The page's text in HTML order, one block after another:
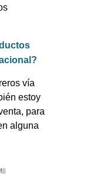
vía
estoy
para
alguna